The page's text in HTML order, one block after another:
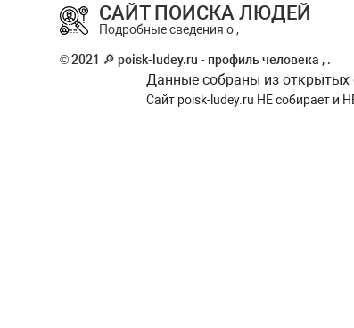
САЙТ ПОИСКА ЛЮДЕЙ
Подробные сведения о ,
© 2021 🔎 poisk-ludey.ru - профиль человека , .
Данные собраны из открытых
Сайт poisk-ludey.ru НЕ собирает и